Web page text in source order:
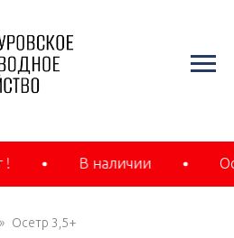
В наличии
Осетр 3,5+